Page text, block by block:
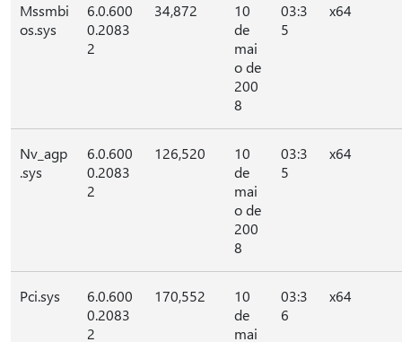
Mssmbi
os.sys
6.0.600
0.2083
2
34,872
10
de
mai
o de
200
8
03:3
5
x64
Nv_agp
.sys
6.0.600
0.2083
2
126,520
10
de
mai
o de
200
8
03:3
5
x64
Pci.sys
6.0.600
0.2083
2
170,552
10
de
mai
03:3
6
x64